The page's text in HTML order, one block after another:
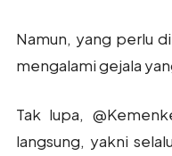
Namun, yang perlu
mengalami gejala
Tak lupa,
langsung, yakni